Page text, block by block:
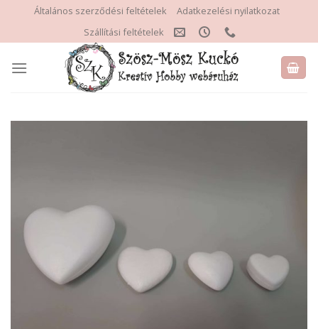
content
Általános szerződési feltételek
Adatkezelési nyilatkozat
Szállítási feltételek